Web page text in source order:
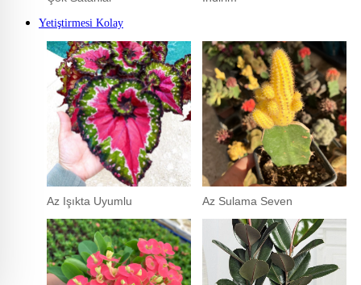
Yetiştirmesi Kolay
Az Işıkta Uyumlu Az Sulama Seven